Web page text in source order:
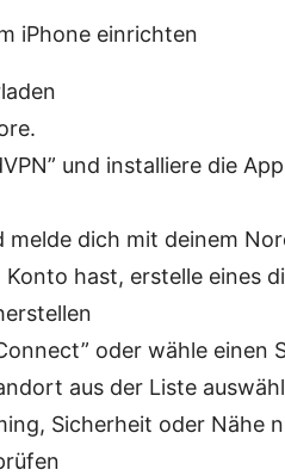
iPhone einrichten
und installiere die
melde dich mit deinem
Konto hast, erstelle eines
oder wähle einen
aus der Liste
Sicherheit oder Nähe